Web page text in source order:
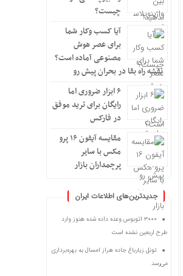
چیست؟
آیا کسب وکار شما
برای عصر هوش
مصنوعی آماده است؟
نقشه راه بقا در بحران پیش رو
۶ ابزار ضروری اما
رایگان برای ترید موفق
در فارکس
مقایسه آیفون ۱۶ پرو
مکس با سایر
پرچمداران بازار
جدیدترین‌های اطلاعات ایران
۳۰۰۰ اتوبوس وعده داده شده هنوز وارد
طرح اربعین نشده است
تونل زیارباغ جاده هراز امسال به بهره‌برداری
می‌رسد